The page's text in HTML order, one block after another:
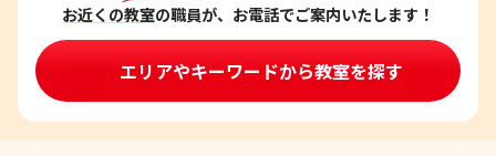
お近くの教室の職員が、お電話でご案内いたします！
エリアやキーワードから教室を探す